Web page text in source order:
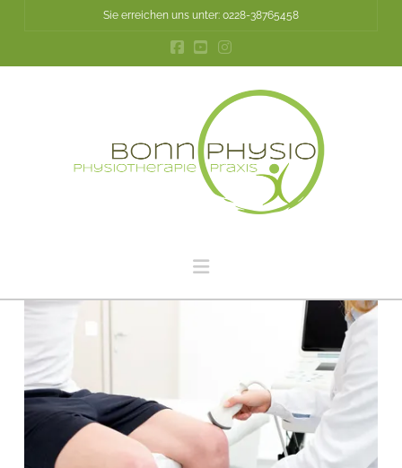
Sie erreichen uns unter: 0228-38765458
Navigation